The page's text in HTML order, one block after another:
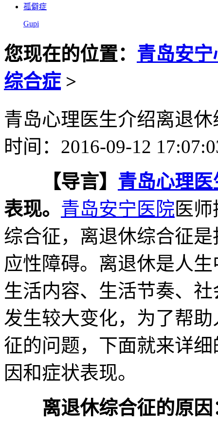
孤僻症
Gupi
您现在的位置： 青岛安
综合症>
青岛心理医生介绍离退
时间：2016-09-12
【导言】 青岛心理医
表现。 青岛安宁医院医
综合征，离退休综合征
应性障碍。离退休是人
生活内容、生活节奏、
发生较大变化，为了帮
征的问题，下面就来详
因和症状表现。
离退休综合征的原因